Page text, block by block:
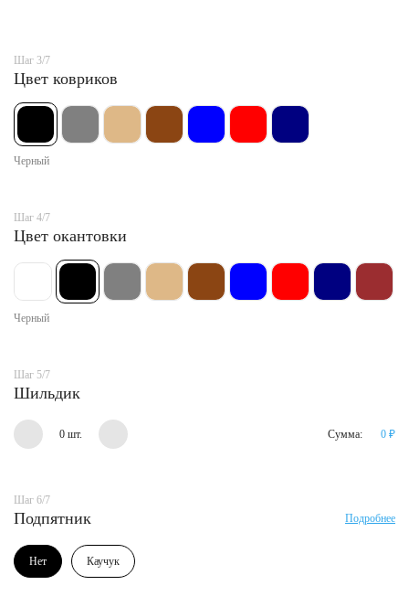
Шаг 3/7
Цвет ковриков
Черный
Шаг 4/7
Цвет окантовки
Черный
Шаг 5/7
Шильдик
0 шт. Сумма: 0 ₽
Шаг 6/7
Подпятник Подробнее
Нет Каучук